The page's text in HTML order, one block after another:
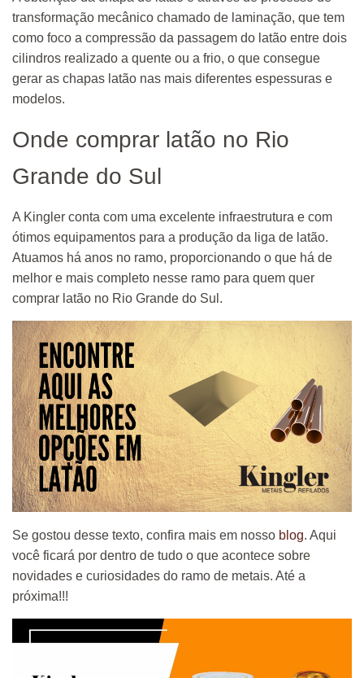
transformação mecânico chamado de laminação, que tem
como foco a compressão da passagem do latão entre dois
cilindros realizado a quente ou a frio, o que consegue
gerar as chapas latão nas mais diferentes espessuras e
modelos.
Onde comprar latão no Rio
Grande do Sul
A Kingler conta com uma excelente infraestrutura e com
ótimos equipamentos para a produção da liga de latão.
Atuamos há anos no ramo, proporcionando o que há de
melhor e mais completo nesse ramo para quem quer
comprar latão no Rio Grande do Sul.
Se gostou desse texto, confira mais em nosso blog. Aqui
você ficará por dentro de tudo o que acontece sobre
novidades e curiosidades do ramo de metais. Até a
próxima!!!